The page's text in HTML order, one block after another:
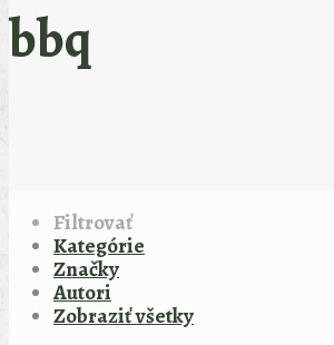
bbq
Filtrovať
Kategórie
Značky
Autori
Zobraziť všetky